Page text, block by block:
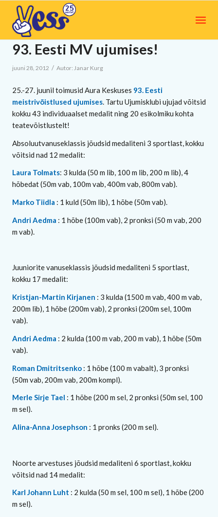
93. Eesti MV ujumises!
juuni 28, 2012 / Autor: Janar Kurg
25.-27. juunil toimusid Aura Keskuses 93. Eesti
meistrivõistlused ujumises. Tartu Ujumisklubi ujujad võitsid
kokku 43 individuaalset medalit ning 20 esikolmiku kohta
teatevõistlustelt!
Absoluutvanuseklassis jõudsid medaliteni 3 sportlast, kokku
võitsid nad 12 medalit:
Laura Tolmats: 3 kulda (50 m lib, 100 m lib, 200 m lib), 4
hõbedat (50m vab, 100m vab, 400m vab, 800m vab).
Marko Tiidla : 1 kuld (50m lib), 1 hõbe (50m vab).
Andri Aedma : 1 hõbe (100m vab), 2 pronksi (50 m vab, 200
m vab).
Juuniorite vanuseklassis jõudsid medaliteni 5 sportlast,
kokku 17 medalit:
Kristjan-Martin Kirjanen : 3 kulda (1500 m vab, 400 m vab,
200m lib), 1 hõbe (200m vab), 2 pronksi (200m sel, 100m
vab).
Andri Aedma : 2 kulda (100 m vab, 200 m vab), 1 hõbe (50m
vab).
Roman Dmitritsenko : 1 hõbe (100 m vabalt), 3 pronksi
(50m vab, 200m vab, 200m kompl).
Merle Sirje Tael : 1 hõbe (200 m sel, 2 pronksi (50m sel, 100
m sel).
Alina-Anna Josephson : 1 pronks (200 m sel).
Noorte arvestuses jõudsid medaliteni 6 sportlast, kokku
võitsid nad 14 medalit:
Karl Johann Luht : 2 kulda (50 m sel, 100 m sel), 1 hõbe (200
m sel).